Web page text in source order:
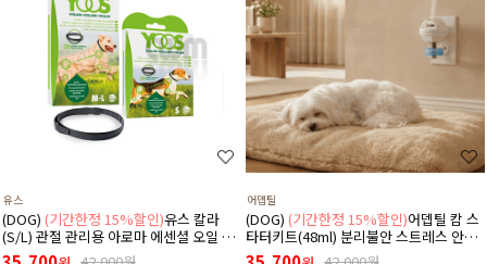
유스
(DOG) (기간한정 15%할인)유스 칼라
(S/L) 관절 관리용 아로마 에센셜 오일 목
걸이
어뎁틸
(DOG) (기간한정 15%할인)어뎁틸 캄 스
타터키트(48ml) 분리불안 스트레스 안정
디퓨저 (리필+본품(훈증기)구성)